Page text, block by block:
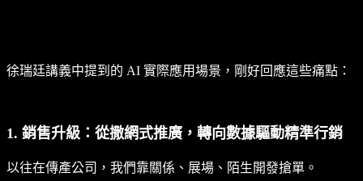
徐瑞廷講義中提到的 AI 實際應用場景，剛好回應這些痛點：
1. 銷售升級：從撒網式推廣，轉向數據驅動精準行銷
以往在傳產公司，我們靠關係、展場、陌生開發搶單。